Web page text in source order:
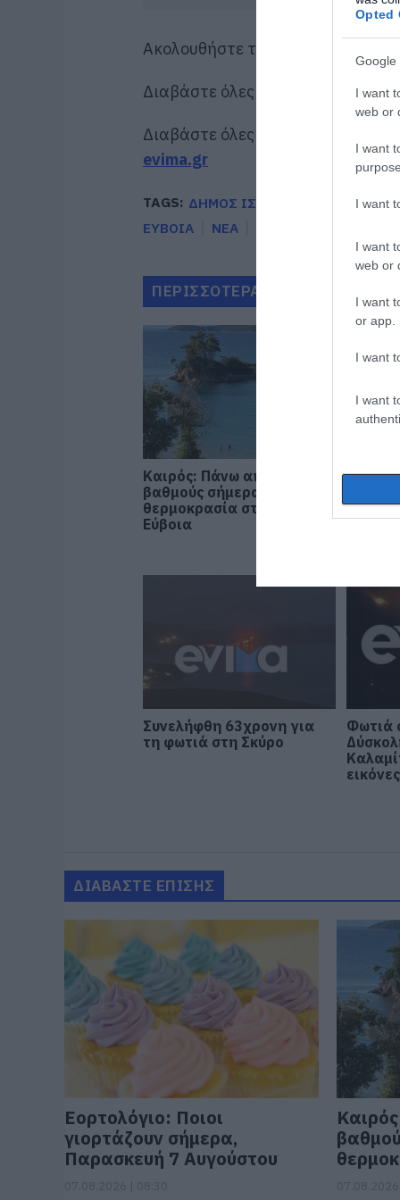
Opted
Google
I want
web or
I want
I want
I want
web or
I want
or app.
I want
I want
Ακολουθήστε το evima.gr στο
Διαβάστε όλες τις ειδήσεις για
Διαβάστε όλες τις
evima.gr
TAGS: ΔΗΜΟΣ ΙΣΤΙΑΙΑΣ ΑΙΔΗΨΟΥ
ΕΥΒΟΙΑ
ΝΕΑ
ΠΕΡΙΣΣΟΤΕΡΑ ΑΠΟ ΕΙΔΗΣΕΙΣ
Καιρός: Πάνω από 35
βαθμούς σήμερα η
θερμοκρασία στην
Εύβοια
ζωή
Συνελήφθη 63χρονη για
τη φωτιά στη Σκύρο
Φωτιά
ΔΙΑΒΑΣΤΕ ΕΠΙΣΗΣ
Εορτολόγιο: Ποιοι
γιορτάζουν σήμερα,
Παρασκευή 7 Αυγούστου